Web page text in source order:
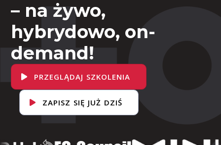
– na żywo,
hybrydowo, on-
demand!
PRZEGLĄDAJ SZKOLENIA
ZAPISZ SIĘ JUŻ DZIŚ